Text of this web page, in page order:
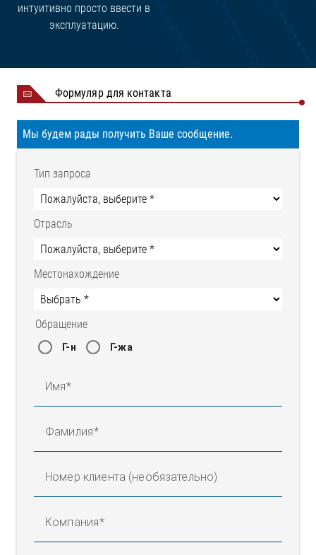
интуитивно просто ввести в
эксплуатацию.
Формуляр для контакта
Мы будем рады получить Ваше сообщение.
Тип запроса
Отрасль
Местонахождение
Обращение
Г-н Г-жа
Имя
Фамилия
Номер клиента (необязательно)
Компания